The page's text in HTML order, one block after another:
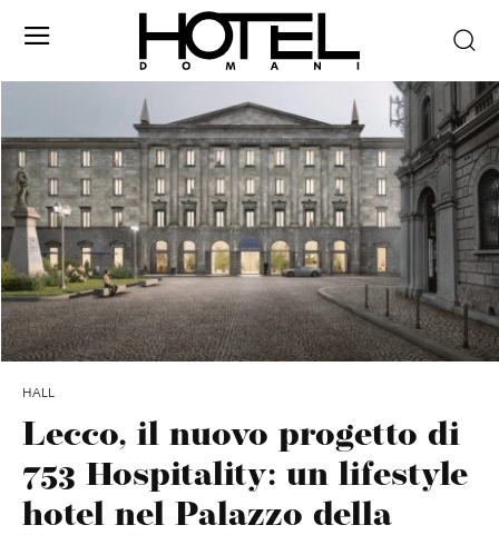
HALL
Lecco, il nuovo progetto di
753 Hospitality: un lifestyle
hotel nel Palazzo della